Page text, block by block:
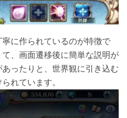
に作られているのが特徴で
、画面遷移後に簡単な説明が
ったりと、世界観に引き込む
れています。